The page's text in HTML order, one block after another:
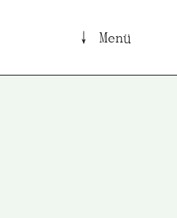
↓ Menü